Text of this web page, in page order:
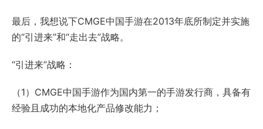
最后，我想说下CMGE中国手游在2013年底所制定并实施
的“引进来”和“走出去”战略。
“引进来”战略：
（1）CMGE中国手游作为国内第一的手游发行商，具备有
经验且成功的本地化产品修改能力；